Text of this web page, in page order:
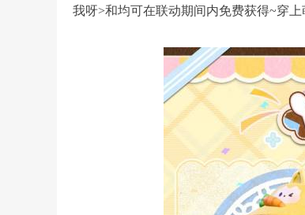
我呀>和均可在联动期间内免费获得~穿